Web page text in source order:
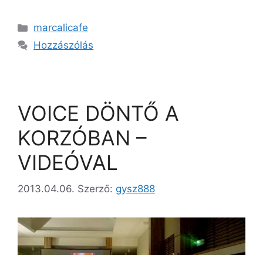
marcalicafe
Hozzászólás
VOICE DÖNTŐ A
KORZÓBAN –
VIDEÓVAL
2013.04.06. Szerző: gysz888